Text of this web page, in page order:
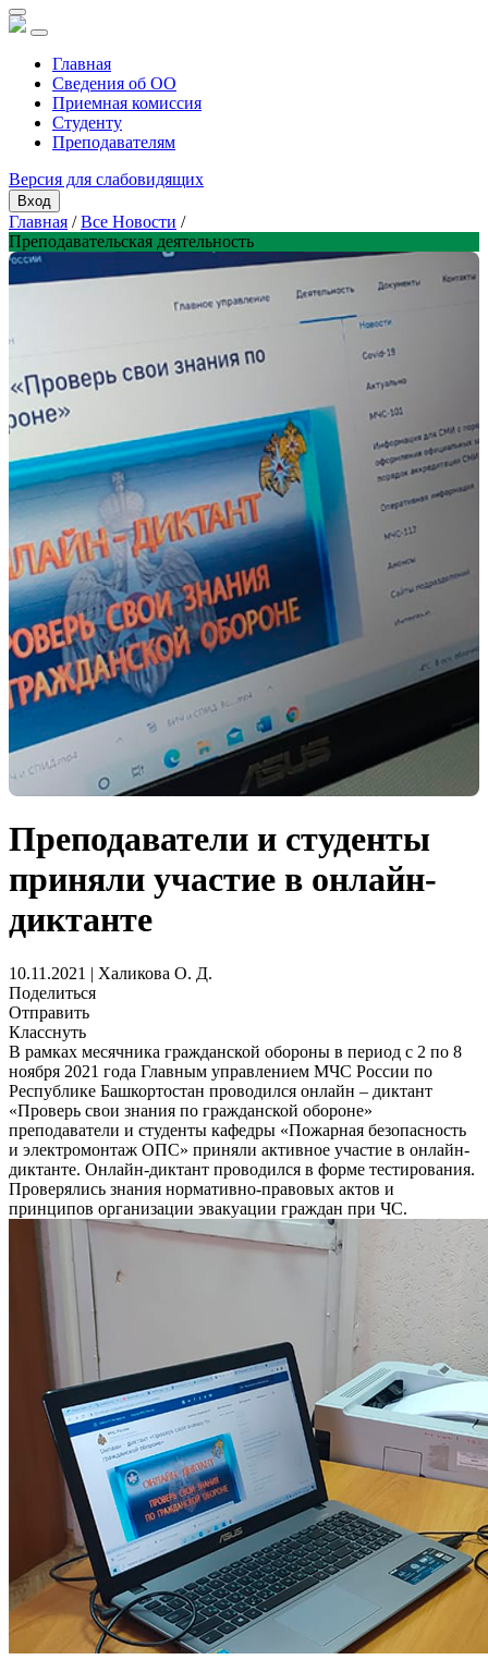
Главная
Сведения об ОО
Приемная комиссия
Студенту
Преподавателям
Версия для слабовидящих
Вход
Главная /Все Новости /
Преподавательская деятельность
Преподаватели и студенты
приняли участие в онлайн-
диктанте
10.11.2021 | Халикова О. Д.
Поделиться
Отправить
Класснуть
В рамках месячника гражданской обороны в период с 2 по 8
ноября 2021 года Главным управлением МЧС России по
Республике Башкортостан проводился онлайн – диктант
«Проверь свои знания по гражданской обороне»
преподаватели и студенты кафедры «Пожарная безопасность
и электромонтаж ОПС» приняли активное участие в онлайн-
диктанте. Онлайн-диктант проводился в форме тестирования.
Проверялись знания нормативно-правовых актов и
принципов организации эвакуации граждан при ЧС.